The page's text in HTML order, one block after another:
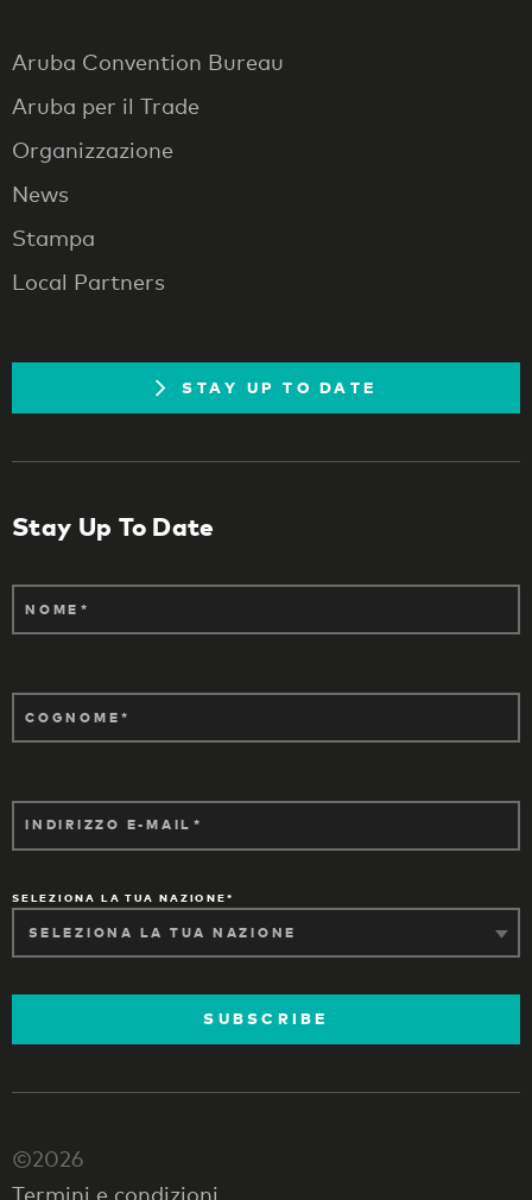
Aruba Convention Bureau
Aruba per il Trade
Organizzazione
News
Stampa
Local Partners
STAY UP TO DATE
Stay Up To Date
NOME
COGNOME
INDIRIZZO E-MAIL
SELEZIONA LA TUA NAZIONE
SUBSCRIBE
©2026
Termini e condizioni